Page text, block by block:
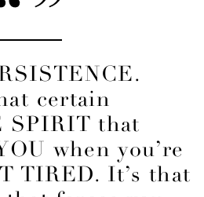
certain
SPIRIT that
when you’re
TIRED. It’s that